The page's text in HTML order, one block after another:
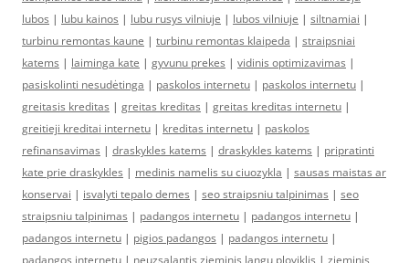
lubos | lubu kainos | lubu rusys vilniuje | lubos vilniuje | siltnamiai |
turbinu remontas kaune | turbinu remontas klaipeda | straipsniai
katems | laiminga kate | gyvunu prekes | vidinis optimizavimas |
pasiskolinti nesudėtinga | paskolos internetu | paskolos internetu |
greitasis kreditas | greitas kreditas | greitas kreditas internetu |
greitieji kreditai internetu | kreditas internetu | paskolos
refinansavimas | draskykles katems | draskykles katems | pripratinti
kate prie draskykles | medinis namelis su ciuozykla | sausas maistas ar
konservai | isvalyti tepalo demes | seo straipsniu talpinimas | seo
straipsniu talpinimas | padangos internetu | padangos internetu |
padangos internetu | pigios padangos | padangos internetu |
padangos internetu | neuzsalantis zieminis langu ploviklis | zieminis